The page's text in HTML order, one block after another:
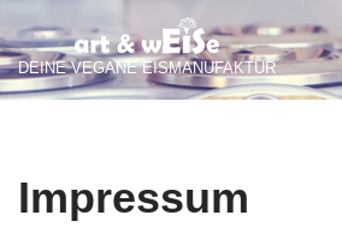
Zum
Inhalt
DEINE VEGANE EISMANUFAKTUR
Impressum